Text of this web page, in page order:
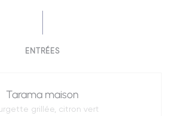
ENTRÉES
Tarama maison
grillée, citron vert